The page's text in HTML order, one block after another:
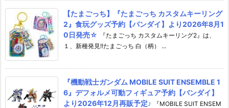
【たまごっち】『たまごっち カスタムキーリング
2』食玩グッズ予約【バンダイ】より2026年8月1
0日発売☆
『たまごっち カスタムキーリング2』は、
１、新種発見!!たまごっち 白（柄） ...
『機動戦士ガンダム MOBILE SUIT ENSEMBLE 1
6』デフォルメ可動フィギュア予約【バンダイ】
より2026年12月再販予定♪
『MOBILE SUIT ENSEM